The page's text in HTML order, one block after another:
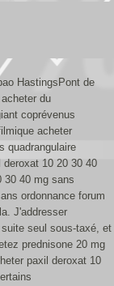
HastingsPont de
du
coprévenus
acheter
quadrangulaire
10 20 30 40
30 40 mg sans
ordonnance forum
J'addresser
seul sous-taxé, et
prednisone 20 mg
paxil deroxat 10